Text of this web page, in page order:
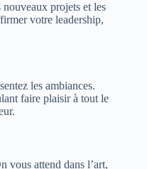
projets et les
votre leadership,
les ambiances.
faire plaisir à tout le
vous attend dans l’art,